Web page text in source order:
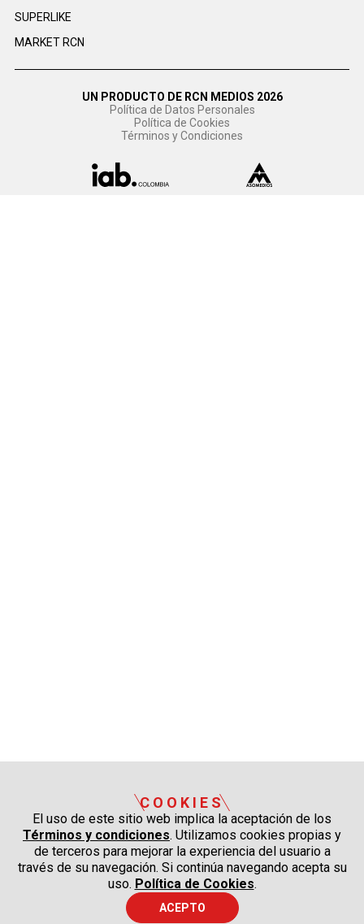
SUPERLIKE
MARKET RCN
UN PRODUCTO DE RCN MEDIOS 2026
Política de Datos Personales
Política de Cookies
Términos y Condiciones
COOKIES
El uso de este sitio web implica la aceptación de los
Términos y condiciones. Utilizamos cookies propias y
de terceros para mejorar la experiencia del usuario a
través de su navegación. Si continúa navegando acepta su
uso. Política de Cookies.
ACEPTO